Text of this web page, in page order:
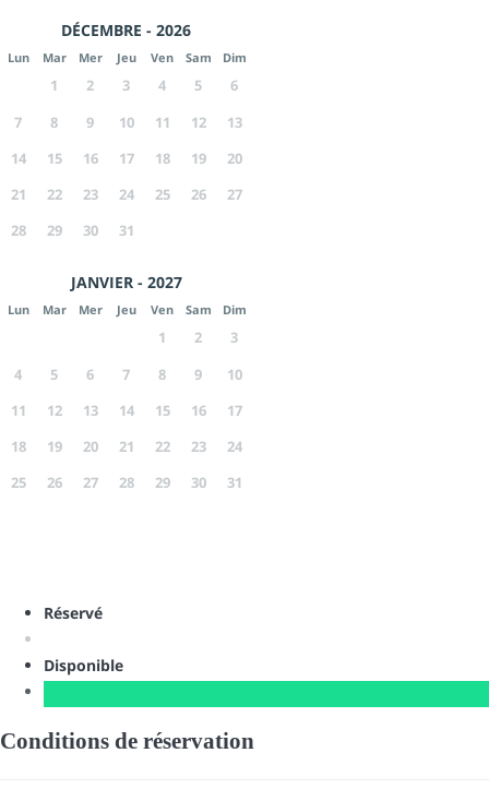
DÉCEMBRE - 2026
Lun Mar Mer Jeu Ven Sam Dim
1 2 3 4 5
6
7
8 9 10 11 12
13
14
15 16 17 18 19
20
21
22 23 24 25 26
27
28
29 30 31
JANVIER - 2027
Lun Mar Mer Jeu Ven Sam Dim
1 2
3
4
5 6 7 8 9
10
11
12 13 14 15 16
17
18
19 20 21 22 23
24
25
26 27 28 29 30 31
Réservé
Disponible
Conditions de réservation